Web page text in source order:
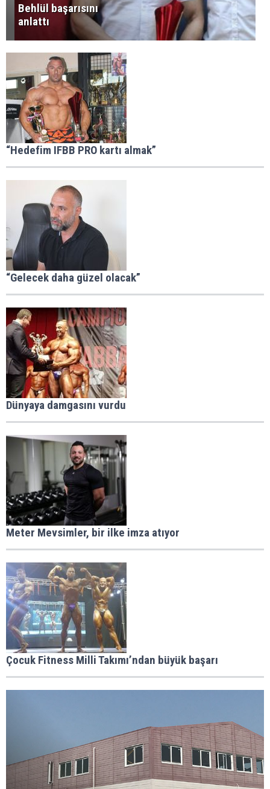
Behlül başarısını
anlattı
“Hedefim IFBB PRO kartı almak”
“Gelecek daha güzel olacak”
Dünyaya damgasını vurdu
Meter Mevsimler, bir ilke imza atıyor
Çocuk Fitness Milli Takımı’ndan büyük başarı